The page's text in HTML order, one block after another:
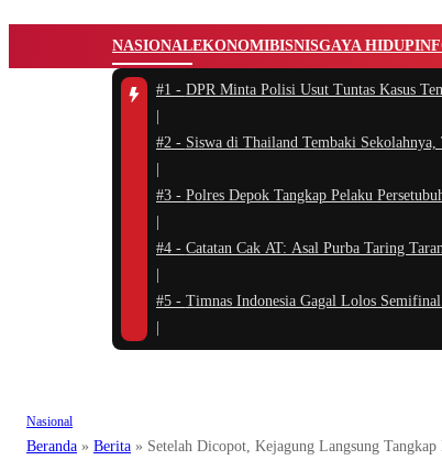
NASIONALEKONOMIBISNISGAYA HIDUP
#1 - DPR Minta Polisi Usut Tuntas Kasus
#2 - Siswa di Thailand Tembaki Sekolahnya,
#3 - Polres Depok Tangkap Pelaku
#4 - Catatan Cak AT: Asal Purba Taring
#5 - Timnas Indonesia Gagal Lolos
Nasional
Beranda » Berita » Setelah Dicopot, Kejagung Langsung